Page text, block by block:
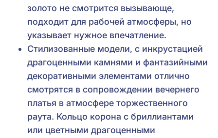
золото не смотрится вызывающе,
подходит для рабочей атмосферы, но
указывает нужное впечатление.
Стилизованные модели, с инкрустацией
драгоценными камнями и фантазийными
декоративными элементами отлично
смотрятся в сопровождении вечернего
платья в атмосфере торжественного
раута. Кольцо корона с бриллиантами
или цветными драгоценными